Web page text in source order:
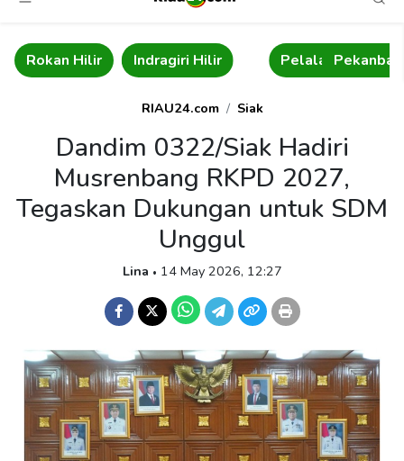
Indragiri Hilir PelalawanPekanbaru
RIAU24.com Siak
Dandim 0322/Siak Hadiri
Musrenbang RKPD 2027,
Tegaskan Dukungan untuk SDM
Unggul
Lina • 14 May 2026, 12:27